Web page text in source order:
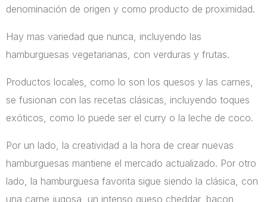
denominación de origen y como producto de proximidad.
Hay mas variedad que nunca, incluyendo las
hamburguesas vegetarianas, con verduras y frutas.
Productos locales, como lo son los quesos y las carnes,
se fusionan con las recetas clásicas, incluyendo toques
exóticos, como lo puede ser el curry o la leche de coco.
Por un lado, la creatividad a la hora de crear nuevas
hamburguesas mantiene el mercado actualizado. Por otro
lado, la hamburguesa favorita sigue siendo la clásica, con
una carne jugosa, un intenso queso cheddar, bacon